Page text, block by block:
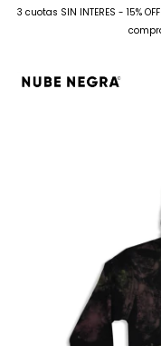
3 cuotas SIN INTERES - 15%